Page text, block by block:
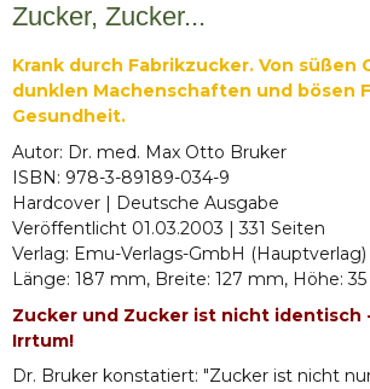
Zucker, Zucker...
Krank durch Fabrikzucker. Von süßen
dunklen Machenschaften und bösen
Gesundheit.
Autor: Dr. med. Max Otto Bruker
ISBN: 978-3-89189-034-9
Hardcover | Deutsche Ausgabe
Veröffentlicht 01.03.2003 | 331 Seiten
Verlag: Emu-Verlags-GmbH (Hauptverlag)
Länge: 187 mm, Breite: 127 mm, Höhe:
Zucker und Zucker ist nicht identisch
Irrtum!
Dr. Bruker konstatiert: "Zucker ist nicht